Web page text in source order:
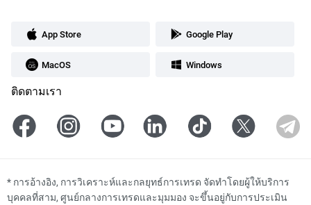
App Store Google Play
MacOS Windows
ติดตามเรา
* การอ้างอิง, การวิเคราะห์และกลยุทธ์การเทรด จัดทำโดยผู้ให้บริการ
บุคคลที่สาม, ศูนย์กลางการเทรดและมุมมอง จะขึ้นอยู่กับการประเมิน